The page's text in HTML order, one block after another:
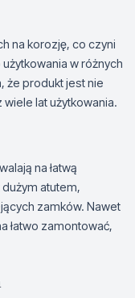
na korozję, co czyni
w różnych
że produkt jest nie
lat użytkowania.
na łatwą
atutem,
zamków. Nawet
łatwo zamontować,